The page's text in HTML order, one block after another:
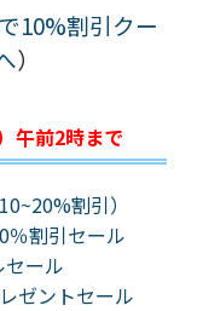
10%割引クー
）
午前2時まで
割引）
％割引セール
ール
ゼントセール